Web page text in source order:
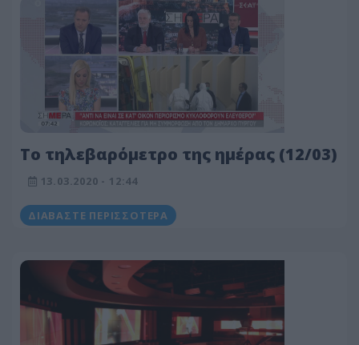
Το τηλεβαρόμετρο της ημέρας (12/03)
13.03.2020 - 12:44
ΔΙΑΒΆΣΤΕ ΠΕΡΙΣΣΌΤΕΡΑ